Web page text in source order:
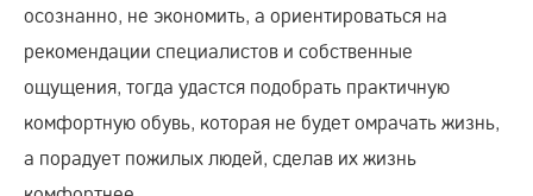
осознанно, не экономить, а ориентироваться на
рекомендации специалистов и собственные
ощущения, тогда удастся подобрать практичную
комфортную обувь, которая не будет омрачать жизнь,
а порадует пожилых людей, сделав их жизнь